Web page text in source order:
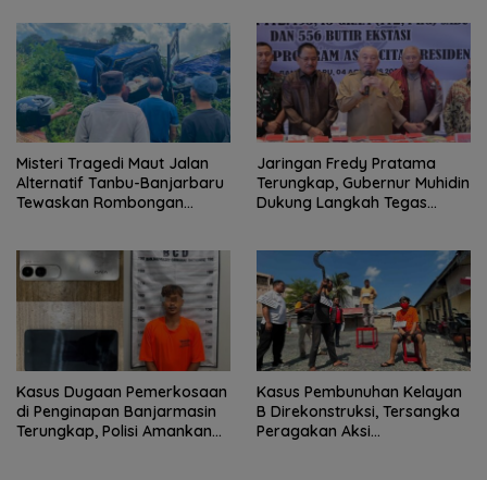
Misteri Tragedi Maut Jalan
Alternatif Tanbu-Banjarbaru
Tewaskan Rombongan
Jaringan Fredy Pratama
Terungkap, Gubernur Muhidin
Dukung Langkah Tegas
Kasus Dugaan Pemerkosaan
di Penginapan Banjarmasin
Terungkap, Polisi Amankan
Kasus Pembunuhan Kelayan
B Direkonstruksi, Tersangka
Peragakan Aksi